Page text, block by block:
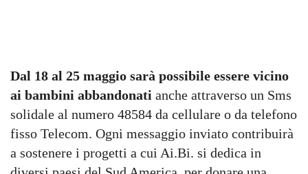
Dal 18 al 25 maggio sarà possibile essere vicino
ai bambini abbandonati anche attraverso un Sms
solidale al numero 48584 da cellulare o da telefono
fisso Telecom. Ogni messaggio inviato contribuirà
a sostenere i progetti a cui Ai.Bi. si dedica in